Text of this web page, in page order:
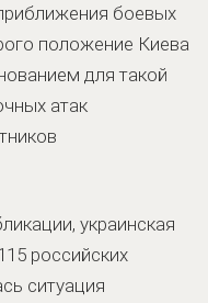
боевых
положение Киева
для такой
атак
украинская
российских
ситуация